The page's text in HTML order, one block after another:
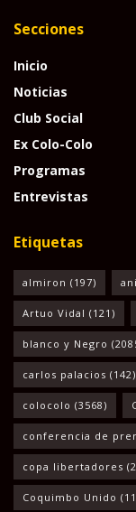
Secciones
Inicio
Noticias
Club Social
Ex Colo-Colo
Programas
Entrevistas
Etiquetas
almiron (197)
Artuo Vidal (121)
blanco y Negro
carlos palacios (142)
colocolo (3568)
conferencia de
copa libertadores
Coquimbo Unido